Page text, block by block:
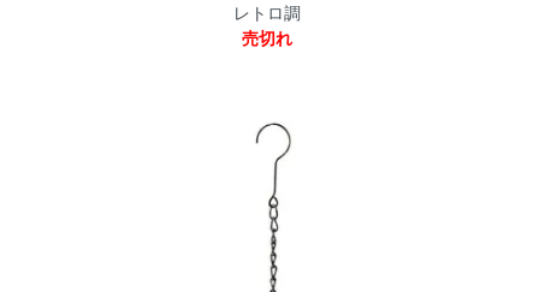
レトロ調
売切れ